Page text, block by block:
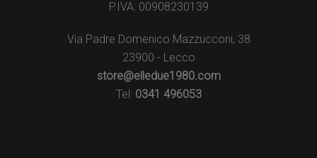
P.IVA: 00908230139
Via Padre Domenico Mazzucconi, 38
23900 - Lecco
store@elledue1980.com
Tel: 0341 496053